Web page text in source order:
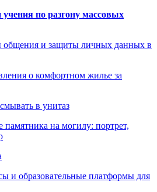
по разгону массовых
общения и защиты личных данных в
о комфортном жилье за
в унитаз
на могилу: портрет,
и образовательные платформы для